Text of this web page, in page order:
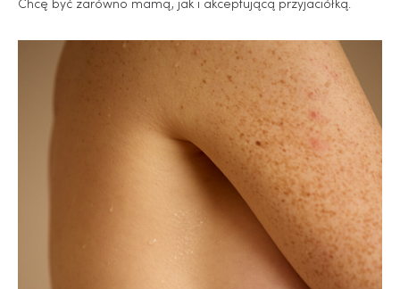
Chcę być zarówno mamą, jak i akceptującą przyjaciółką.